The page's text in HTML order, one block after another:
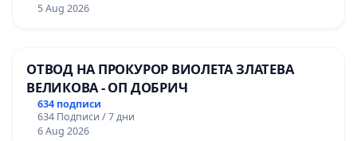
мениджмънт – гр. Пазарджик
5 Aug 2026
ОТВОД НА ПРОКУРОР ВИОЛЕТА ЗЛАТЕВА
ВЕЛИКОВА - ОП ДОБРИЧ
634 подписи
634 Подписи / 7 дни
6 Aug 2026